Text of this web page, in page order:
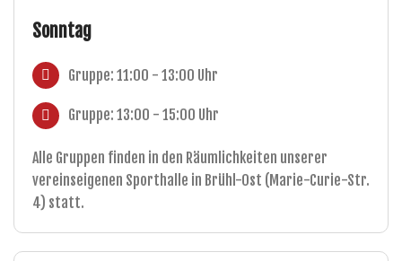
Sonntag
Gruppe: 11:00 - 13:00 Uhr
Gruppe: 13:00 - 15:00 Uhr
Alle Gruppen finden in den Räumlichkeiten unserer
vereinseigenen Sporthalle in Brühl-Ost (Marie-Curie-Str.
4) statt.